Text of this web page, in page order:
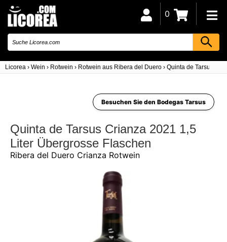
Licorea › Wein › Rotwein › Rotwein aus Ribera del Duero › Quinta de Tarsus
0
Besuchen Sie den Bodegas Tarsus
Quinta de Tarsus Crianza 2021 1,5
Liter Übergrosse Flaschen
Ribera del Duero Crianza Rotwein